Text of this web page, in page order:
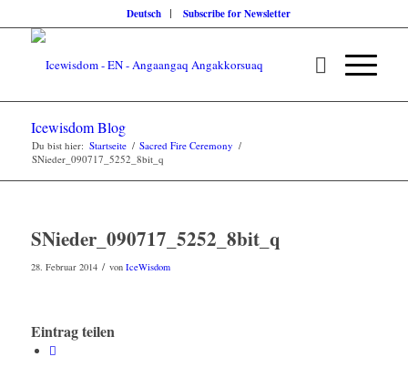
Deutsch Subscribe for Newsletter
Icewisdom Blog
Du bist hier: Startseite / Sacred Fire Ceremony /
SNieder_090717_5252_8bit_q
SNieder_090717_5252_8bit_q
28. Februar 2014 / von IceWisdom
Eintrag teilen